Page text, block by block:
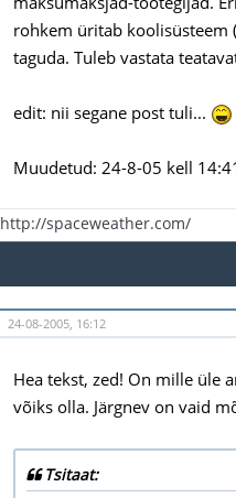
rohkem üritab koolisüsteem
taguda. Tuleb vastata
edit: nii segane post tuli...
Muudetud: 24-8-05 kell
http://spaceweather.com/
24-08-2005, 16:12
Hea tekst, zed! On mille üle
võiks olla. Järgnev on vaid
Tsitaat: